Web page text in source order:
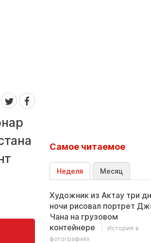
Самое читаемое
Неделя Месяц
Художник из Актау три
ночи рисовал портрет
Чана на грузовом
контейнере
История в
фотографиях